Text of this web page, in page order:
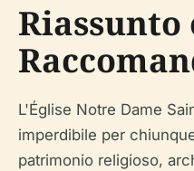
Riassunto
L'Église Notre Dame
imperdibile per
patrimonio religioso,